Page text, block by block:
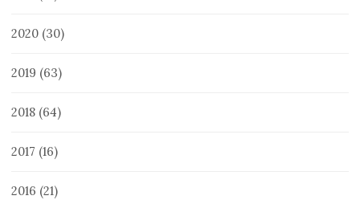
2020 (30)
2019 (63)
2018 (64)
2017 (16)
2016 (21)